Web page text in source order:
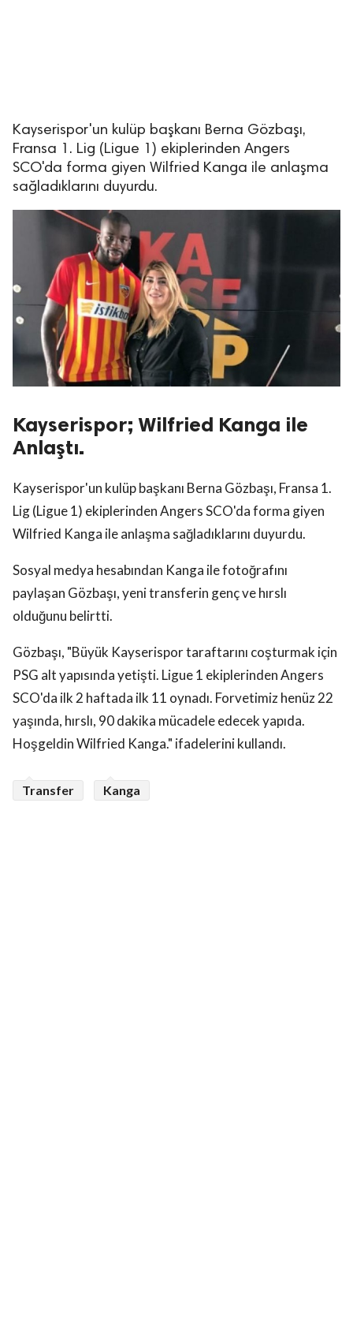
Kayserispor'un kulüp başkanı Berna Gözbaşı,
Fransa 1. Lig (Ligue 1) ekiplerinden Angers
SCO'da forma giyen Wilfried Kanga ile anlaşma
sağladıklarını duyurdu.
Kayserispor; Wilfried Kanga ile
Anlaştı.
Kayserispor'un kulüp başkanı Berna Gözbaşı, Fransa 1.
Lig (Ligue 1) ekiplerinden Angers SCO'da forma giyen
Wilfried Kanga ile anlaşma sağladıklarını duyurdu.
Sosyal medya hesabından Kanga ile fotoğrafını
paylaşan Gözbaşı, yeni transferin genç ve hırslı
olduğunu belirtti.
Gözbaşı, "Büyük Kayserispor taraftarını coşturmak için
PSG alt yapısında yetişti. Ligue 1 ekiplerinden Angers
SCO'da ilk 2 haftada ilk 11 oynadı. Forvetimiz henüz 22
yaşında, hırslı, 90 dakika mücadele edecek yapıda.
Hoşgeldin Wilfried Kanga." ifadelerini kullandı.
Transfer Kanga